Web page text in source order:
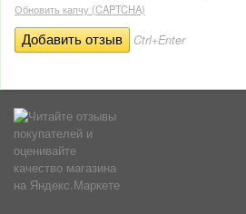
Обновить капчу (CAPTCHA)
Ctrl+Enter